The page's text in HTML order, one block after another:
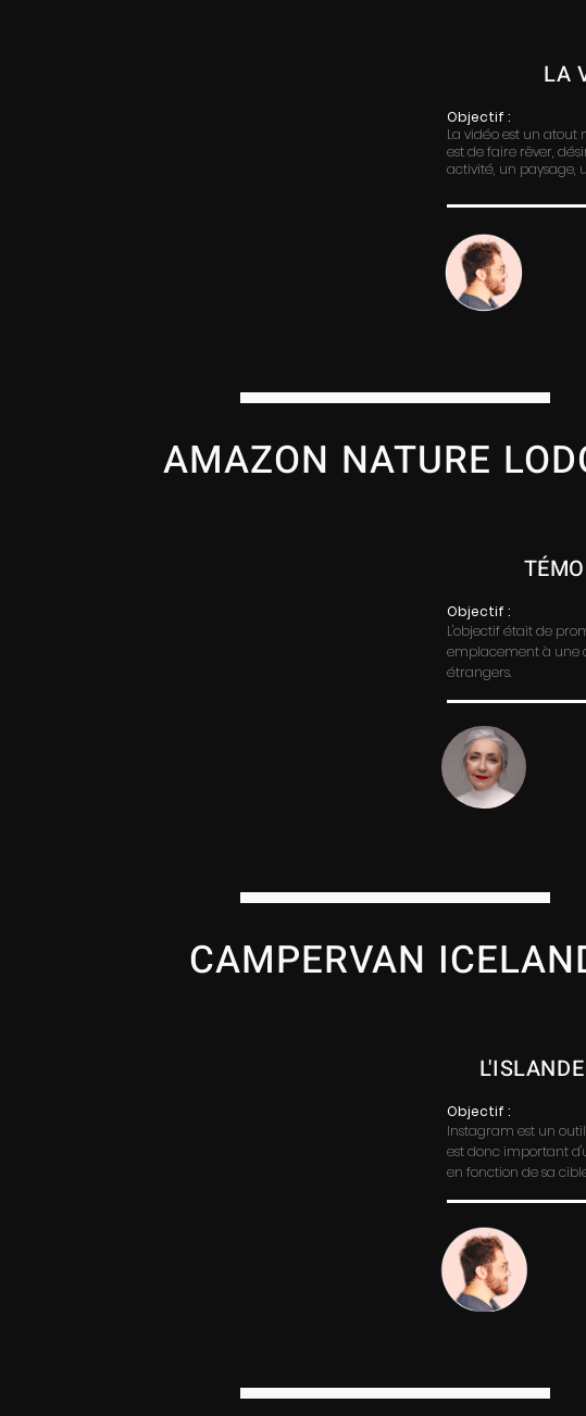
LA
Objectif :
La vidéo est un atout
est de faire rêver,
activité, un paysage,
AMAZON NATURE
Objectif :
L'objectif était de
emplacement à une
étrangers.
CAMPERVAN
Objectif :
Instagram est un
est donc important
en fonction de sa